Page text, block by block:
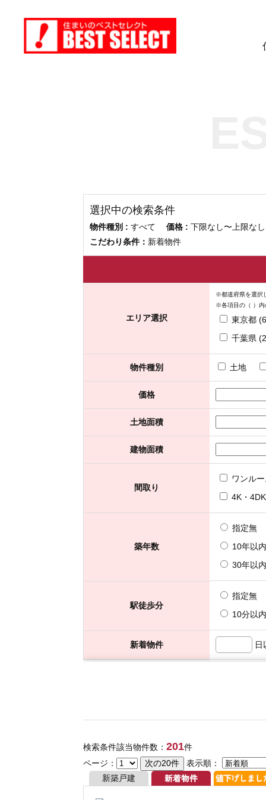
選択中の検索条件
物件種別 : すべて 価格 : 下限なし〜上限
こだわり条件： 新着物件
検索条件該当物件数： 201件
ページ：
表示順：
新築戸建